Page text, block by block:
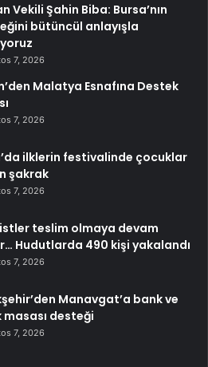
Vekili Şahin Biba: Bursa’nın
bütüncül anlayışla
7, 2026
Malatya Esnafına Destek
7, 2026
ilklerin festivalinde çocuklar
şakrak
7, 2026
teslim olmaya devam
Hudutlarda 490 kişi yakalandı
7, 2026
Manavgat’a bank ve
masası desteği
7, 2026